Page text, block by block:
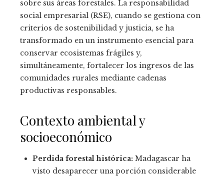
sobre sus áreas forestales. La responsabilidad
social empresarial (RSE), cuando se gestiona con
criterios de sostenibilidad y justicia, se ha
transformado en un instrumento esencial para
conservar ecosistemas frágiles y,
simultáneamente, fortalecer los ingresos de las
comunidades rurales mediante cadenas
productivas responsables.
Contexto ambiental y
socioeconómico
Perdida forestal histórica: Madagascar ha
visto desaparecer una porción considerable